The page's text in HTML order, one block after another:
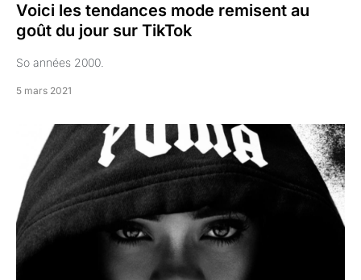
Voici les tendances mode remisent au
goût du jour sur TikTok
So années 2000.
5 mars 2021